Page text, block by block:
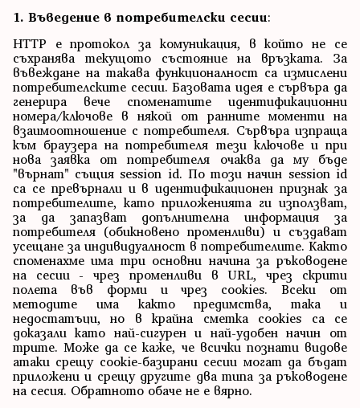
1. Въведение в потребителски сесии:
HTTP е протокол за комуникация, в който не се
съхранява текущото състояние на връзката. За
въвеждане на такава функционалност са измислени
потребителските сесии. Базовата идея е сървъра да
генерира вече споменатите идентификационни
номера/ключове в някой от ранните моменти на
взаимоотношение с потребителя. Сървъра изпраща
към браузера на потребителя тези ключове и при
нова заявка от потребителя очаква да му бъде
"върнат" същия session id. По този начин session id
са се превърнали и в идентификационен признак за
потребителите, като приложенията ги използват,
за да запазват допълнителна информация за
потребителя (обикновено променливи) и създават
усещане за индивидуалност в потребителите. Както
споменахме има три основни начина за ръководене
на сесии - чрез променливи в URL, чрез скрити
полета във форми и чрез cookies. Всеки от
методите има както предимства, така и
недостатъци, но в крайна сметка cookies са се
доказали като най-сигурен и най-удобен начин от
трите. Може да се каже, че всички познати видове
атаки срещу cookie-базирани сесии могат да бъдат
приложени и срещу другите два типа за ръководене
на сесия. Обратното обаче не е вярно.